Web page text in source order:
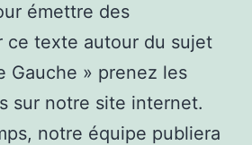
émettre des
ce texte autour du sujet
Gauche » prenez les
sur notre site internet.
notre équipe publiera